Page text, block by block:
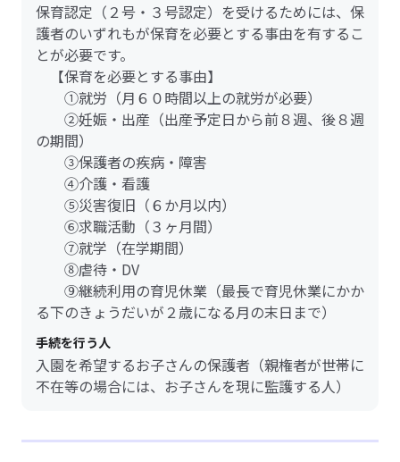
保育認定（２号・３号認定）を受けるためには、保
護者のいずれもが保育を必要とする事由を有するこ
とが必要です。
【保育を必要とする事由】
①就労（月６０時間以上の就労が必要）
②妊娠・出産（出産予定日から前８週、後８週
の期間）
③保護者の疾病・障害
④介護・看護
⑤災害復旧（６か月以内）
⑥求職活動（３ヶ月間）
⑦就学（在学期間）
⑧虐待・DV
⑨継続利用の育児休業（最長で育児休業にかか
る下のきょうだいが２歳になる月の末日まで）
手続を行う人
入園を希望するお子さんの保護者（親権者が世帯に
不在等の場合には、お子さんを現に監護する人）